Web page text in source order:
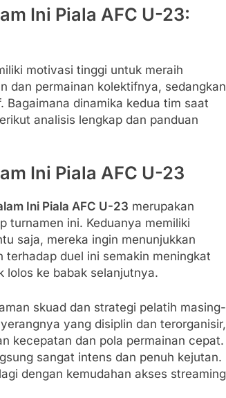
Ini Piala AFC U-23:
motivasi tinggi untuk meraih
dan permainan kolektifnya, sedangkan
dinamika kedua tim saat
analisis lengkap dan panduan
Ini Piala AFC U-23
Ini Piala AFC U-23 merupakan
turnamen ini. Keduanya memiliki
saja, mereka ingin menunjukkan
terhadap duel ini semakin meningkat
lolos ke babak selanjutnya.
skuad dan strategi pelatih masing-
yang disiplin dan terorganisir,
kecepatan dan pola permainan cepat.
sangat intens dan penuh kejutan.
dengan kemudahan akses streaming